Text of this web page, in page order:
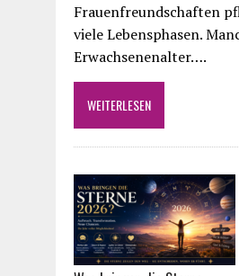
Frauenfreundschaften
viele Lebensphasen.
Erwachsenenalter….
WEITERLESEN